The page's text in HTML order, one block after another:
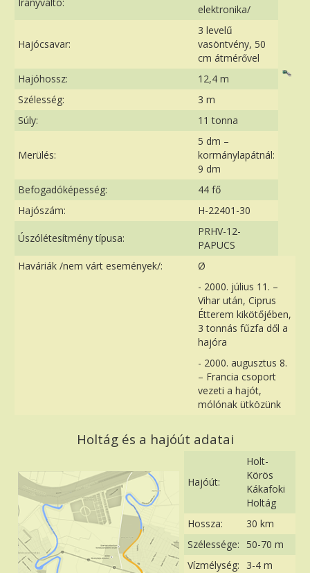
elektronika/
Hajócsavar:
3 levelű
vasöntvény, 50
cm átmérővel
Hajóhossz:
12,4 m
Szélesség:
3 m
Súly:
11 tonna
Merülés:
5 dm –
kormánylapátnál:
9 dm
Befogadóképesség:
44 fő
Hajószám:
H-22401-30
Úszólétesítmény típusa:
PRHV-12-
PAPUCS
Haváriák /nem várt események/:
Ø
- 2000. július 11. –
Vihar után, Ciprus
Étterem kikötőjében,
3 tonnás fűzfa dől a
hajóra
- 2000. augusztus 8.
– Francia csoport
vezeti a hajót,
mólónak ütközünk
Holtág és a hajóút adatai
Hajóút:
Holt-
Körös
Kákafoki
Holtág
Hossza:
30 km
Szélessége:
50-70 m
Vízmélység:
3-4 m